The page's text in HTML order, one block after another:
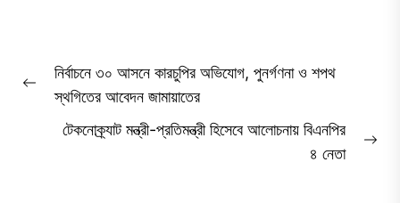
Post
navigation
Previous
নির্বাচনে ৩০ আসনে কারচুপির অভিযোগ, পুনর্গণনা ও শপথ
স্থগিতের আবেদন জামায়াতের
টেকনোক্র্যাট মন্ত্রী-প্রতিমন্ত্রী হিসেবে আলোচনায় বিএনপির
৪ নেতা